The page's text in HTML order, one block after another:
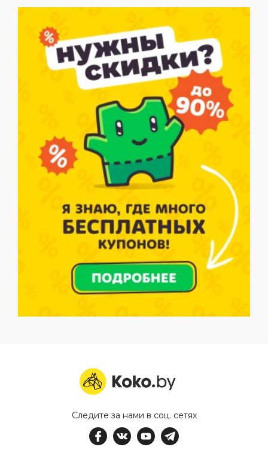
Следите за нами в соц. сетях